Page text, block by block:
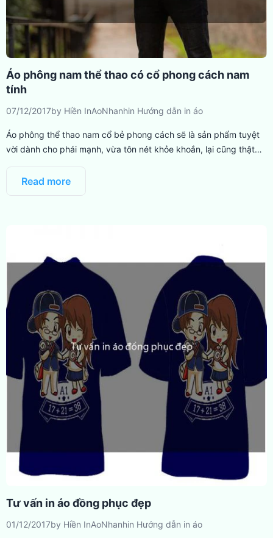
Áo phông nam thể thao có cổ phong cách nam
tính
07/12/2017by Hiền InAoNhanhin Hướng dẫn in áo
Áo phông thể thao nam cổ bẻ phong cách sẽ là sản phẩm tuyệt
vời dành cho phái mạnh, vừa tôn nét khỏe khoắn, lại cũng thật…
Read more
Tư vấn in áo đồng phục đẹp
01/12/2017by Hiền InAoNhanhin Hướng dẫn in áo